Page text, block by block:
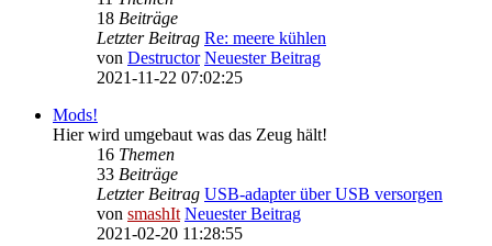
18 Beiträge
Letzter Beitrag Re: meere kühlen
von Destructor Neuester Beitrag
2021-11-22 07:02:25
Mods!
Hier wird umgebaut was das Zeug hält!
16 Themen
33 Beiträge
Letzter Beitrag USB-adapter über USB versorgen
von smashIt Neuester Beitrag
2021-02-20 11:28:55